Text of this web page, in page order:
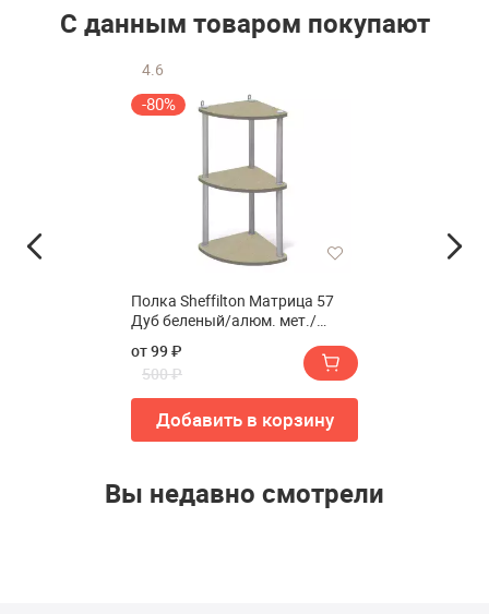
С данным товаром покупают
4.6
-80%
Полка Sheffilton Матрица 57
Дуб беленый/алюм. мет./
от 99 ₽
500 ₽
Добавить в корзину
Вы недавно смотрели